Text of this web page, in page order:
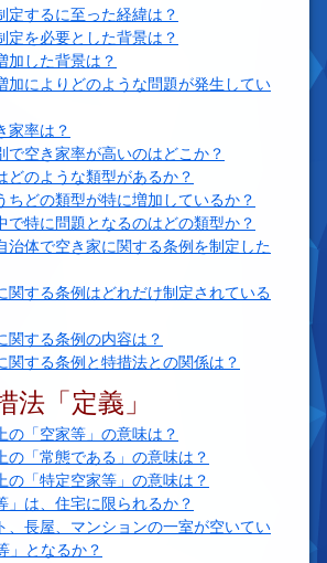
定するに至った経緯は？
定を必要とした背景は？
加した背景は？
加によりどのような問題が発生してい
家率は？
で空き家率が高いのはどこか？
どのような類型があるか？
ちどの類型が特に増加しているか？
で特に問題となるのはどの類型か？
治体で空き家に関する条例を制定した
関する条例はどれだけ制定されている
関する条例の内容は？
関する条例と特措法との関係は？
法「定義」
の「空家等」の意味は？
の「常態である」の意味は？
の「特定空家等」の意味は？
」は、住宅に限られるか？
、長屋、マンションの一室が空いてい
」となるか？